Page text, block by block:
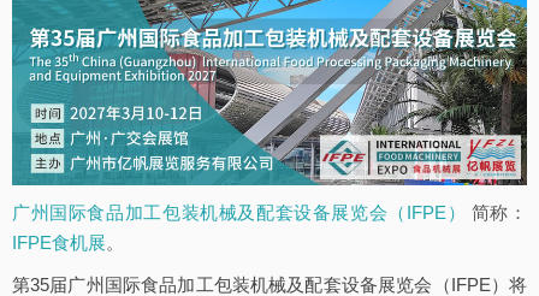
广州国际食品加工包装机械及配套设备展览会（IFPE）
简称：
IFPE食机展。
第35届广州国际食品加工包装机械及配套设备展览会（IFPE）将